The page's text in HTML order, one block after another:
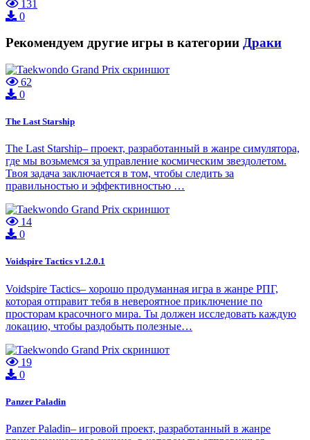
131
0
Рекомендуем другие игры в категории Драки
62
0
The Last Starship
The Last Starship– проект, разработанный в жанре симулятора,
где мы возьмемся за управление космическим звездолетом.
Твоя задача заключается в том, чтобы следить за
правильностью и эффективностью …
14
0
Voidspire Tactics v1.2.0.1
Voidspire Tactics– хорошо продуманная игра в жанре РПГ,
которая отправит тебя в невероятное приключение по
просторам красочного мира. Ты должен исследовать каждую
локацию, чтобы раздобыть полезные…
19
0
Panzer Paladin
Panzer Paladin– игровой проект, разработанный в жанре